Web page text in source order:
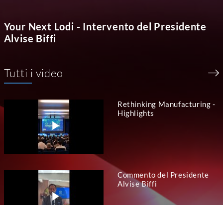
Your Next Lodi - Intervento del Presidente
Alvise Biffi
Tutti i video
Rethinking Manufacturing -
Highlights
Commento del Presidente
Alvise Biffi